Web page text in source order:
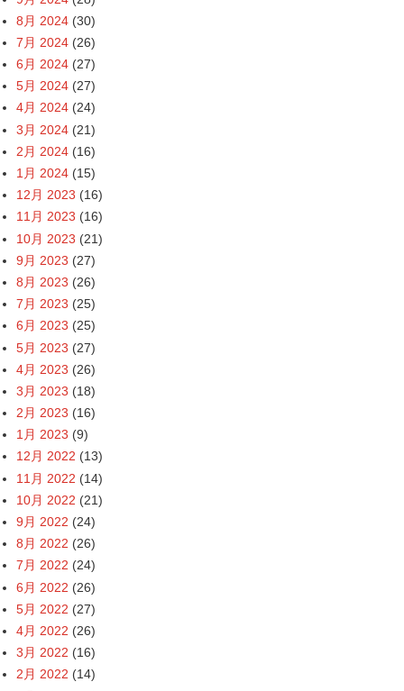
8月 2024 (30)
7月 2024 (26)
6月 2024 (27)
5月 2024 (27)
4月 2024 (24)
3月 2024 (21)
2月 2024 (16)
1月 2024 (15)
12月 2023 (16)
11月 2023 (16)
10月 2023 (21)
9月 2023 (27)
8月 2023 (26)
7月 2023 (25)
6月 2023 (25)
5月 2023 (27)
4月 2023 (26)
3月 2023 (18)
2月 2023 (16)
1月 2023 (9)
12月 2022 (13)
11月 2022 (14)
10月 2022 (21)
9月 2022 (24)
8月 2022 (26)
7月 2022 (24)
6月 2022 (26)
5月 2022 (27)
4月 2022 (26)
3月 2022 (16)
2月 2022 (14)